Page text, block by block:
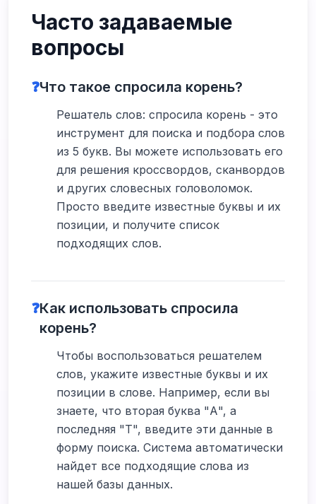
Часто задаваемые
вопросы
❓Что такое спросила корень?
Решатель слов: спросила корень - это
инструмент для поиска и подбора слов
из 5 букв. Вы можете использовать его
для решения кроссвордов, сканвордов
и других словесных головоломок.
Просто введите известные буквы и их
позиции, и получите список
подходящих слов.
❓Как использовать спросила
корень?
Чтобы воспользоваться решателем
слов, укажите известные буквы и их
позиции в слове. Например, если вы
знаете, что вторая буква "А", а
последняя "Т", введите эти данные в
форму поиска. Система автоматически
найдет все подходящие слова из
нашей базы данных.